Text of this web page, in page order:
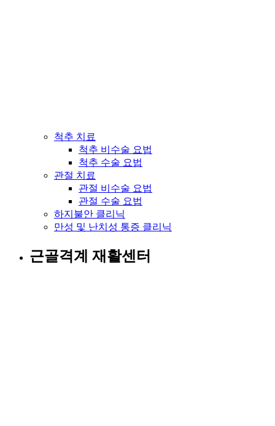
척추 치료
척추 비수술 요법
척추 수술 요법
관절 치료
관절 비수술 요법
관절 수술 요법
하지불안 클리닉
만성 및 난치성 통증 클리닉
근골격계 재활센터